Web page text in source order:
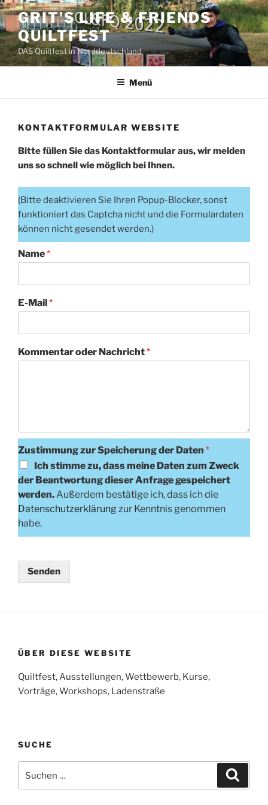
Zum
Inhalt
springen
GRIT'S LIFE & FRIENDS
QUILTFEST
DAS Quiltfest in Norddeutschland
Menü
KONTAKTFORMULAR WEBSITE
Bitte füllen Sie das Kontaktformular aus, wir melden
uns so schnell wie möglich bei Ihnen.
(Bitte deaktivieren Sie Ihren Popup-Blocker, sonst
funktioniert das Captcha nicht und die Formulardaten
können nicht gesendet werden.)
Name*
E-Mail*
Kommentar oder Nachricht*
Zustimmung zur Speicherung der Daten *
Ich stimme zu, dass meine Daten zum Zweck
der Beantwortung dieser Anfrage gespeichert
werden.Außerdem bestätige ich, dass ich die
Datenschutzerklärung zur Kenntnis genommen
habe.
Senden
ÜBER DIESE WEBSITE
Quiltfest, Ausstellungen, Wettbewerb, Kurse,
Vorträge, Workshops, Ladenstraße
SUCHE
nach: